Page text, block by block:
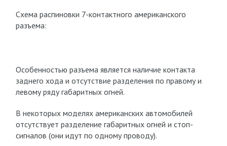
Схема распиновки 7-контактного американского
разъема:
Особенностью разъема является наличие контакта
заднего хода и отсутствие разделения по правому и
левому ряду габаритных огней.
В некоторых моделях американских автомобилей
отсутствует разделение габаритных огней и стоп-
сигналов (они идут по одному проводу).